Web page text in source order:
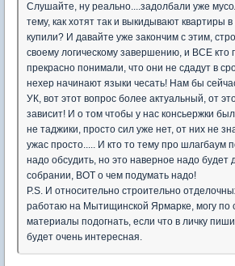
Слушайте, ну реально....задолбали уже
тему, как хотят так и выкидывают квартиры
купили? И давайте уже закончим с этим,
своему логическому завершению, и ВСЕ кто
прекрасно понимали, что они не сдадут в
нехер начинают языки чесать! Нам бы
УК, вот этот вопрос более актуальный, от
зависит! И о том чтобы у нас консьержки
не таджики, просто сил уже нет, от них не
ужас просто..... И кто то тему про шлагбаум
надо обсудить, но это наверное надо
собрании, ВОТ о чем подумать надо!
P.S. И относительно строительно
работаю на Мытищинской Ярмарке, могу по
материалы подогнать, если что в личку
будет очень интересная.